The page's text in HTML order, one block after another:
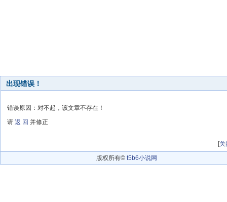
出现错误！
错误原因：对不起，该文章不存在！
请 返 回 并修正
[关
版权所有© t5b6小说网